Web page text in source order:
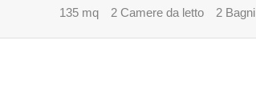
135 mq 2 Camere da letto 2 Bagni